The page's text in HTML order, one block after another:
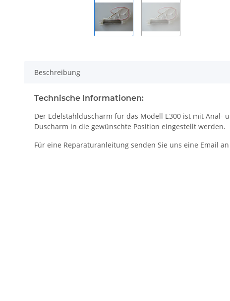
Beschreibung
Technische Informationen:
Der Edelstahlduscharm für das Modell E300 ist mit
Duscharm in die gewünschte Position eingestellt werden.
Für eine Reparaturanleitung senden Sie uns eine Email an